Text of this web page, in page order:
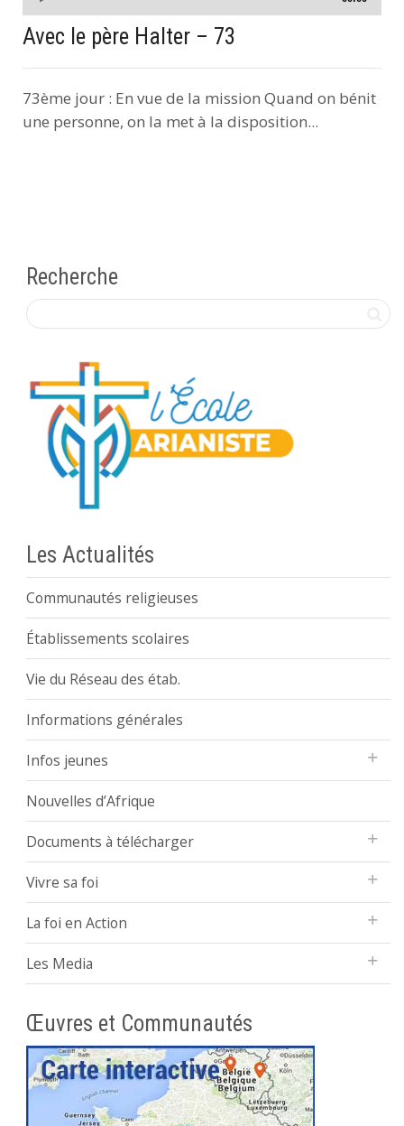
audio
Avec le père Halter – 73
73ème jour : En vue de la mission Quand on bénit
une personne, on la met à la disposition...
Recherche
Les Actualités
Communautés religieuses
Établissements scolaires
Vie du Réseau des étab.
Informations générales
Infos jeunes
Nouvelles d’Afrique
Documents à télécharger
Vivre sa foi
La foi en Action
Les Media
Œuvres et Communautés